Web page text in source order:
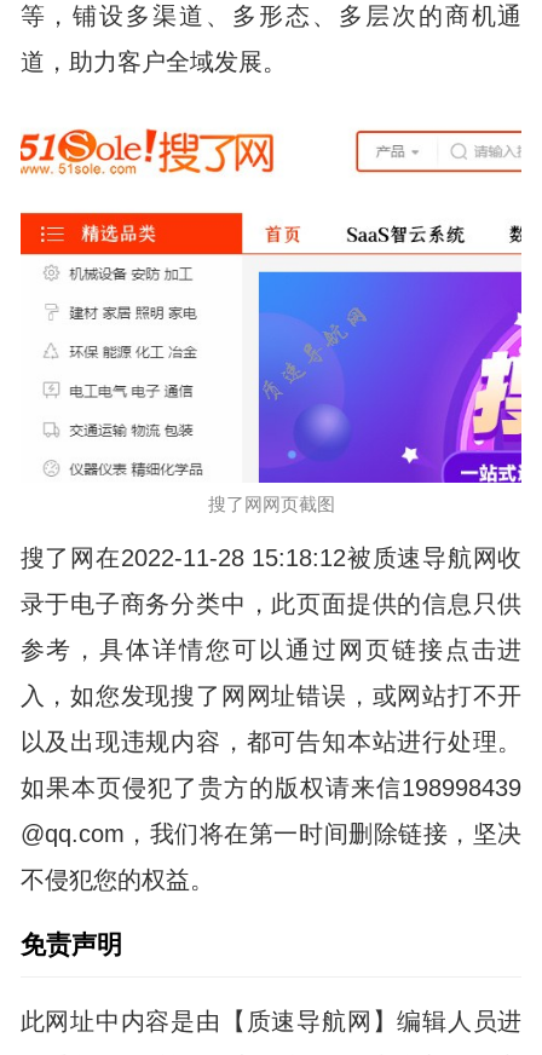
等，铺设多渠道、多形态、多层次的商机通
道，助力客户全域发展。
搜了网网页截图
搜了网在2022-11-28 15:18:12被质速导航网收
录于电子商务分类中，此页面提供的信息只供
参考，具体详情您可以通过网页链接点击进
入，如您发现搜了网网址错误，或网站打不开
以及出现违规内容，都可告知本站进行处理。
如果本页侵犯了贵方的版权请来信198998439
@qq.com，我们将在第一时间删除链接，坚决
不侵犯您的权益。
免责声明
此网址中内容是由【质速导航网】编辑人员进